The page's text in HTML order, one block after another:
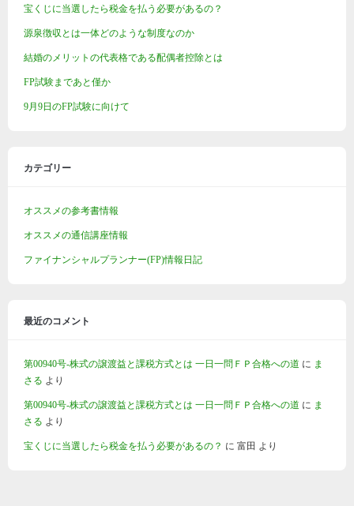
宝くじに当選したら税金を払う必要があるの？
源泉徴収とは一体どのような制度なのか
結婚のメリットの代表格である配偶者控除とは
FP試験まであと僅か
9月9日のFP試験に向けて
カテゴリー
オススメの参考書情報
オススメの通信講座情報
ファイナンシャルプランナー(FP)情報日記
最近のコメント
第00940号-株式の譲渡益と課税方式とは 一日一問ＦＰ合格への道 に ま
さる より
第00940号-株式の譲渡益と課税方式とは 一日一問ＦＰ合格への道 に ま
さる より
宝くじに当選したら税金を払う必要があるの？ に 富田 より